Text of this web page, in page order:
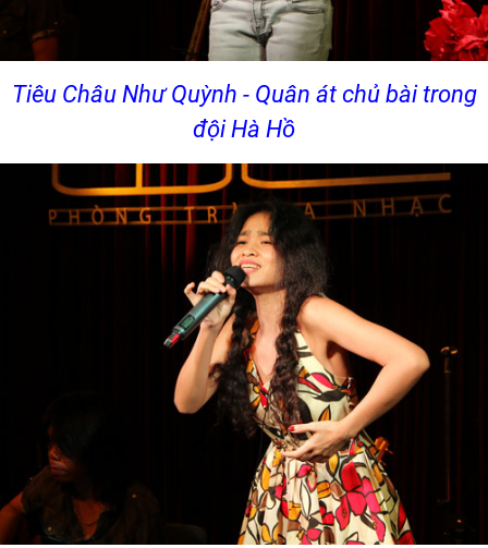
Tiêu Châu Như Quỳnh - Quân át chủ bài trong
đội Hà Hồ